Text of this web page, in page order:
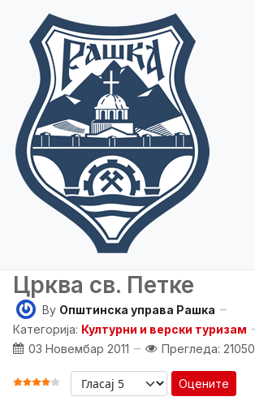
Црква св. Петке
By Општинска управа Рашка
Категорија: Културни и верски туризам
03 Новембар 2011
Прегледа: 21050
ОЦЕНА КОРИСНИКА: 4
Оцените